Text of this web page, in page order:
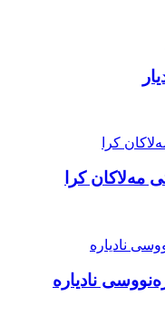
مەلاکان کرا
نادیارە